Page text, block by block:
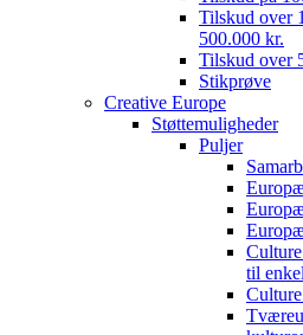
Tilskud over
500.000 kr.
Tilskud over
Stikprøve
Creative Europe
Støttemuligheder
Puljer
til